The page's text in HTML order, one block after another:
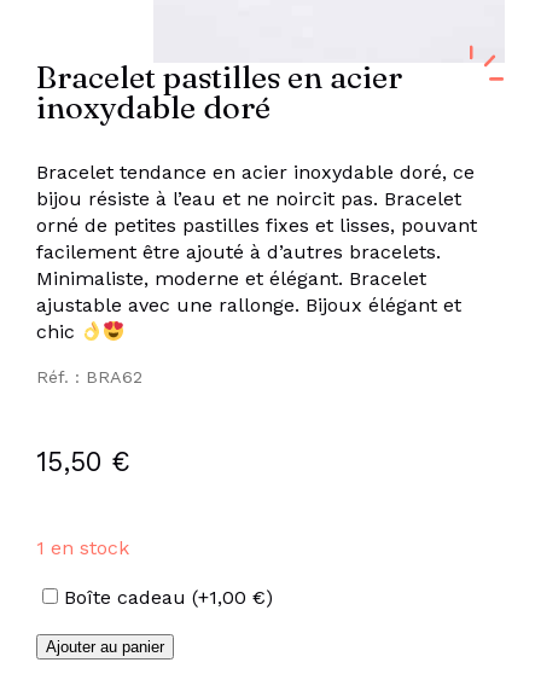
Bracelet pastilles en acier
inoxydable doré
Bracelet tendance en acier inoxydable doré, ce
bijou résiste à l’eau et ne noircit pas. Bracelet
orné de petites pastilles fixes et lisses, pouvant
facilement être ajouté à d’autres bracelets.
Minimaliste, moderne et élégant. Bracelet
ajustable avec une rallonge. Bijoux élégant et
chic
Réf. : BRA62
15,50 €
1 en stock
Options
Boîte cadeau (+1,00 €)
quantité
Ajouter au panier